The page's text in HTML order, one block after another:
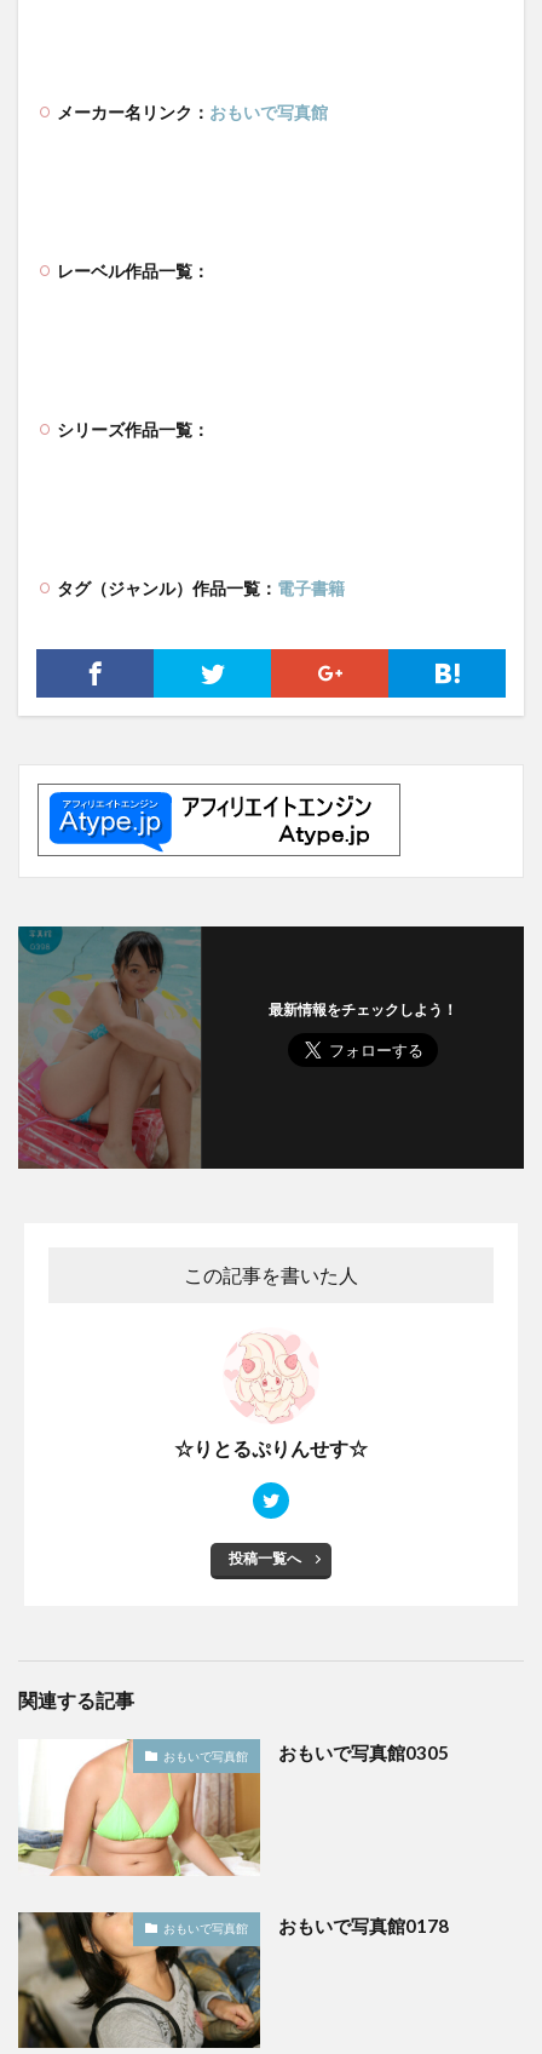
メーカー名リンク： おもいで写真館
レーベル作品一覧：
シリーズ作品一覧：
タグ（ジャンル）作品一覧： 電子書籍
最新情報をチェックしよう！
この記事を書いた人
☆りとるぷりんせす☆
投稿一覧へ
関連する記事
おもいで写真館 おもいで写真館0305
おもいで写真館 おもいで写真館0178